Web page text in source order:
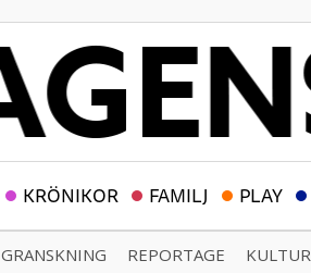
KRÖNIKOR FAMILJ PLAY
GRANSKNING REPORTAGE
KULTUR